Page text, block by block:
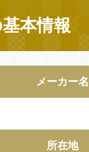
本情報
メーカー名
所在地